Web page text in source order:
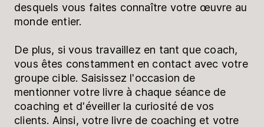
desquels vous faites connaître votre œuvre au
monde entier.
De plus, si vous travaillez en tant que coach,
vous êtes constamment en contact avec votre
groupe cible. Saisissez l'occasion de
mentionner votre livre à chaque séance de
coaching et d'éveiller la curiosité de vos
clients. Ainsi, votre livre de coaching et votre